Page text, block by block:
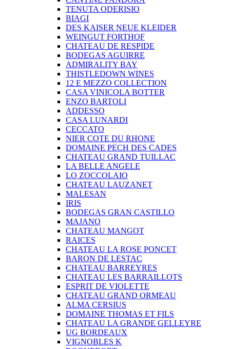
TENUTA ODERISIO
BIAGI
DES KAISER NEUE KLEIDER
WEINGUT FORTHOF
CHATEAU DE RESPIDE
BODEGAS AGUIRRE
ADMIRALITY BAY
THISTLEDOWN WINES
12 E MEZZO COLLECTION
CASA VINICOLA BOTTER
ENZO BARTOLI
ADDESSO
CASA LUNARDI
CECCATO
NIER COTE DU RHONE
DOMAINE PECH DES CADES
CHATEAU GRAND TUILLAC
LA BELLE ANGELE
LO ZOCCOLAIO
CHATEAU LAUZANET
MALESAN
IRIS
BODEGAS GRAN CASTILLO
MAJANO
CHATEAU MANGOT
RAICES
CHATEAU LA ROSE PONCET
BARON DE LESTAC
CHATEAU BARREYRES
CHATEAU LES BARRAILLOTS
ESPRIT DE VIOLETTE
CHATEAU GRAND ORMEAU
ALMA CERSIUS
DOMAINE THOMAS ET FILS
CHATEAU LA GRANDE GELLEYRE
UG BORDEAUX
VIGNOBLES K